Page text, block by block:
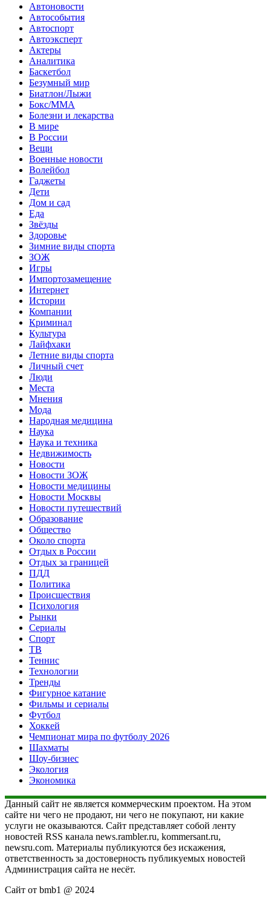
Автоновости
Автособытия
Автоспорт
Автоэксперт
Актеры
Аналитика
Баскетбол
Безумный мир
Биатлон/Лыжи
Бокс/MMA
Болезни и лекарства
В мире
В России
Вещи
Военные новости
Волейбол
Гаджеты
Дети
Дом и сад
Еда
Звёзды
Здоровье
Зимние виды спорта
ЗОЖ
Игры
Импортозамещение
Интернет
Истории
Компании
Криминал
Культура
Лайфхаки
Летние виды спорта
Личный счет
Люди
Места
Мнения
Мода
Народная медицина
Наука
Наука и техника
Недвижимость
Новости
Новости ЗОЖ
Новости медицины
Новости Москвы
Новости путешествий
Образование
Общество
Около спорта
Отдых в России
Отдых за границей
ПДД
Политика
Происшествия
Психология
Рынки
Сериалы
Спорт
ТВ
Теннис
Технологии
Тренды
Фигурное катание
Фильмы и сериалы
Футбол
Хоккей
Чемпионат мира по футболу 2026
Шахматы
Шоу-бизнес
Экология
Экономика
Данный сайт не является коммерческим проектом. На этом
сайте ни чего не продают, ни чего не покупают, ни какие
услуги не оказываются. Сайт представляет собой ленту
новостей RSS канала news.rambler.ru, kommersant.ru,
newsru.com. Материалы публикуются без искажения,
ответственность за достоверность публикуемых новостей
Администрация сайта не несёт.
Сайт от bmb1 @ 2024